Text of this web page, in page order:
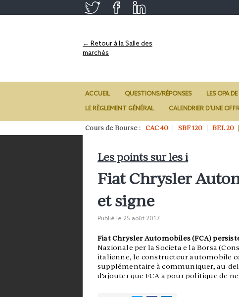
← Retour à la Salle des
marchés
ACCUEIL QUESTIONS/RÉPONSES LES OPA
LE RÈGLEMENT GÉNÉRAL CALENDRIER D’UNE
Cours de Bourse : CAC 40 SBF 120 BEL 20
Les points sur les i
Fiat Chrysler
et signe
Publié le 25 août 2017
Fiat Chrysler Automobiles (FCA)
Nazionale per la Societa e la Borsa
italienne, le constructeur automobile
supplémentaire à communiquer, au-
d’ajouter que FCA a pour politique de